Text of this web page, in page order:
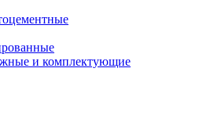
и комплектующие